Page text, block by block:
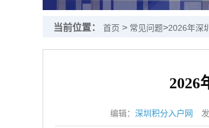
当前位置： 首页 > 常见问题>2026年深
2026
编辑： 深圳积分入户网